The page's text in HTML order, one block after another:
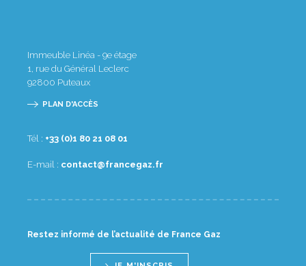
Immeuble Linéa - 9e étage
1, rue du Général Leclerc
92800 Puteaux
PLAN D'ACCÈS
Tél : 10 80 12 08 1(0) 33+
E-mail : rf.zagecnarf@tcatnoc
Restez informé de l’actualité de France Gaz